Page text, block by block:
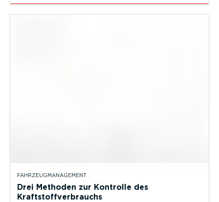
FAHRZEUGMANAGEMENT
Drei Methoden zur Kontrolle des
Kraftstoffverbrauchs